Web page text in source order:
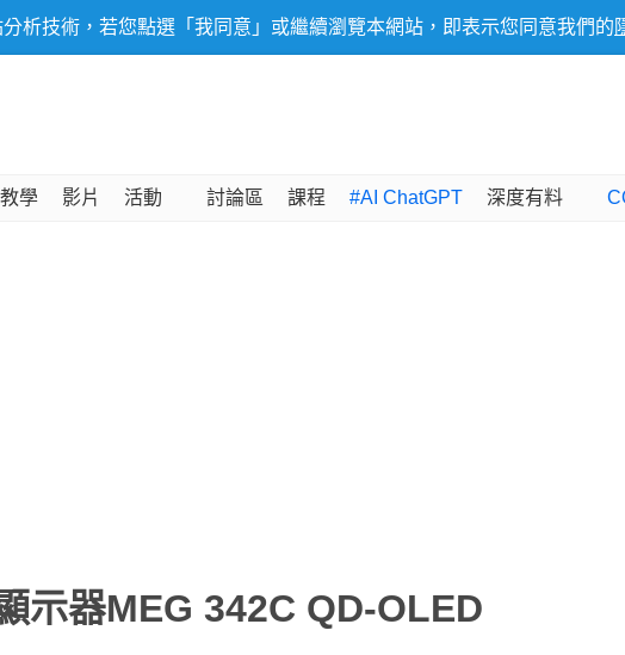
析技術，若您點選「我同意」或繼續瀏覽本網站，即表示您同意我們的
教學 影片 活動 討論區 課程 #AI ChatGPT 深度有料
示器MEG 342C QD-OLED